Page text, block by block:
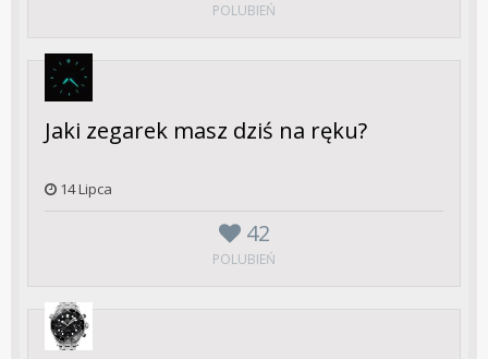
POLUBIEŃ
42
POLUBIEŃ
Jaki zegarek masz dziś na ręku?
14 Lipca